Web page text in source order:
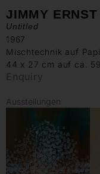
JIMMY ERNST
Untitled
1967
Mischtechnik auf
44 x 27 cm auf ca.
Enquiry
Ausstellungen